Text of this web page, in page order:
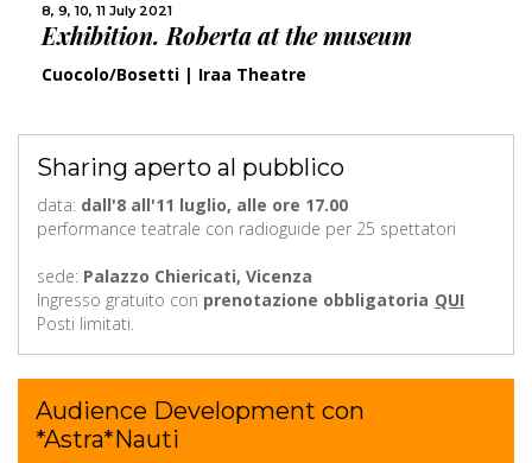
8, 9, 10, 11 July 2021
Exhibition. Roberta at the museum
Cuocolo/Bosetti | Iraa Theatre
Sharing aperto al pubblico
data: dall'8 all'11 luglio, alle ore 17.00
performance teatrale con radioguide per 25 spettatori
sede: Palazzo Chiericati, Vicenza
Ingresso gratuito con prenotazione obbligatoria QUI
Posti limitati.
Audience Development con
*Astra*Nauti